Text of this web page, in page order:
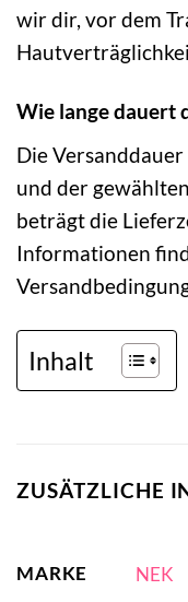
wir dir, vor dem
Wie lange dauert
Die
und der
beträgt die
Informationen
Inhalt
ZUSÄTZLICHE
MARKE NEK